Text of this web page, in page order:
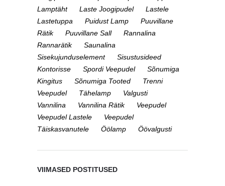
Lamptäht
Laste Joogipudel
Lastele
Lastetuppa
Puidust Lamp
Puuvillane
Rätik
Puuvillane Sall
Rannalina
Rannarätik
Saunalina
Sisekujunduselement
Sisustusideed
Kontorisse
Spordi Veepudel
Sõnumiga
Kingitus
Sõnumiga Tooted
Trenni
Veepudel
Tähelamp
Valgusti
Vannilina
Vannilina Rätik
Veepudel
Veepudel Lastele
Veepudel
Täiskasvanutele
Öölamp Öövalgusti
VIIMASED POSTITUSED